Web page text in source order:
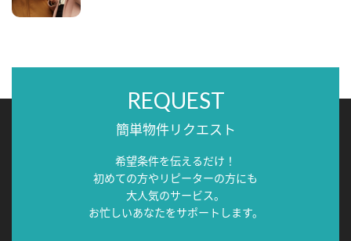
REQUEST
簡単物件リクエスト
希望条件を伝えるだけ！
初めての方やリピーターの方にも
大人気のサービス。
お忙しいあなたをサポートします。